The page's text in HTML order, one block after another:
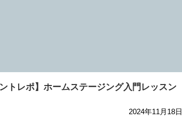
ントレポ】ホームステージング入門レッスン
2024年11月18日